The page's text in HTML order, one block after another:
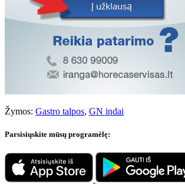
Žymos: Gastro talpos, GN indai
Parsisiųskite mūsų programėlę: